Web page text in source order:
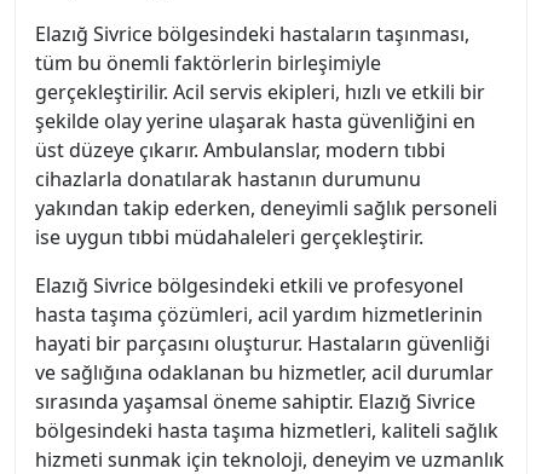
Elazığ Sivrice bölgesindeki hastaların taşınması,
tüm bu önemli faktörlerin birleşimiyle
gerçekleştirilir. Acil servis ekipleri, hızlı ve etkili bir
şekilde olay yerine ulaşarak hasta güvenliğini en
üst düzeye çıkarır. Ambulanslar, modern tıbbi
cihazlarla donatılarak hastanın durumunu
yakından takip ederken, deneyimli sağlık personeli
ise uygun tıbbi müdahaleleri gerçekleştirir.
Elazığ Sivrice bölgesindeki etkili ve profesyonel
hasta taşıma çözümleri, acil yardım hizmetlerinin
hayati bir parçasını oluşturur. Hastaların güvenliği
ve sağlığına odaklanan bu hizmetler, acil durumlar
sırasında yaşamsal öneme sahiptir. Elazığ Sivrice
bölgesindeki hasta taşıma hizmetleri, kaliteli sağlık
hizmeti sunmak için teknoloji, deneyim ve uzmanlık